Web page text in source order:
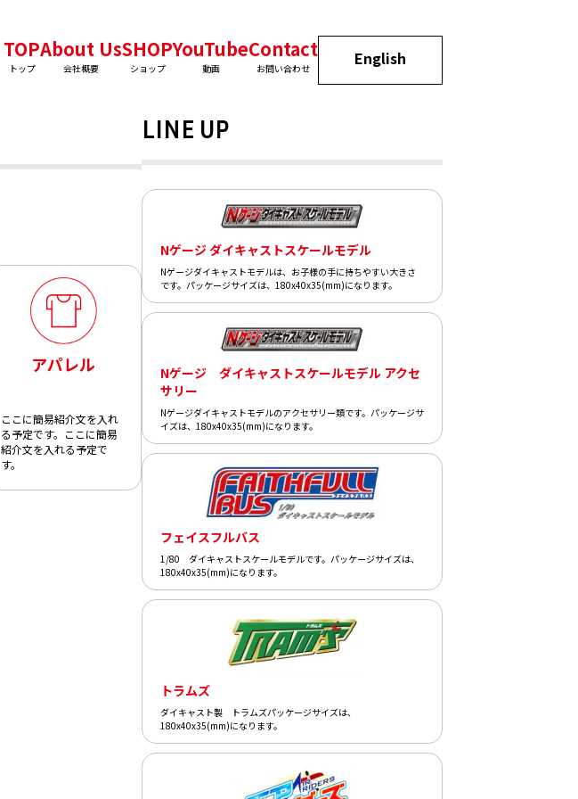
TOP
トップ
About Us
会社概要
SHOP
ショップ
YouTube
動画
Contact
お問い合わせ English
アパレル
ここに簡易紹介文を入れ
る予定です。ここに簡易
紹介文を入れる予定で
す。
LINE UP
Nゲージ ダイキャストスケールモデル
Nゲージダイキャストモデルは、お子様の手に持ちやすい大きさ
です。パッケージサイズは、180x40x35(mm)になります。
Nゲージ ダイキャストスケールモデル アクセ
サリー
Nゲージダイキャストモデルのアクセサリー類です。パッケージサ
イズは、180x40x35(mm)になります。
フェイスフルバス
1/80 ダイキャストスケールモデルです。パッケージサイズは、
180x40x35(mm)になります。
トラムズ
ダイキャスト製 トラムズパッケージサイズは、
180x40x35(mm)になります。